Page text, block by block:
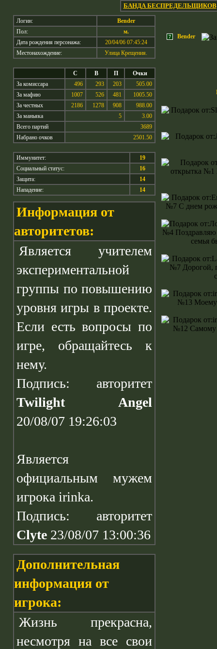
БАНДА БЕСПРЕДЕЛЬЩИКОВ
Логин:
Bender
Пол:
м.
Дата рождения персонажа:
20/04/06 07:45:24
Местонахождение:
Улица Крещения.
С В П
Очки
За комиссара
496 293 203
505.00
За мафию
1007 526 481
1005.50
За честных
2186 1278 908
988.00
За маньяка
5
3.00
Всего партий
3689
Набрано очков
2501.50
Иммунитет:
19
Социальный статус:
16
Защита:
14
Нападение:
14
7 Bender
Информация от
авторитетов:
Является учителем
экспериментальной
группы по повышению
уровня игры в проекте.
Если есть вопросы по
игре, обращайтесь к
нему.
Подпись: авторитет
Twilight Angel
20/08/07 19:26:03
Является
официальным мужем
игрока irinka.
Подпись: авторитет
Clyte 23/08/07 13:00:36
Дополнительная
информация от
игрока:
Жизнь прекрасна,
несмотря на все свои